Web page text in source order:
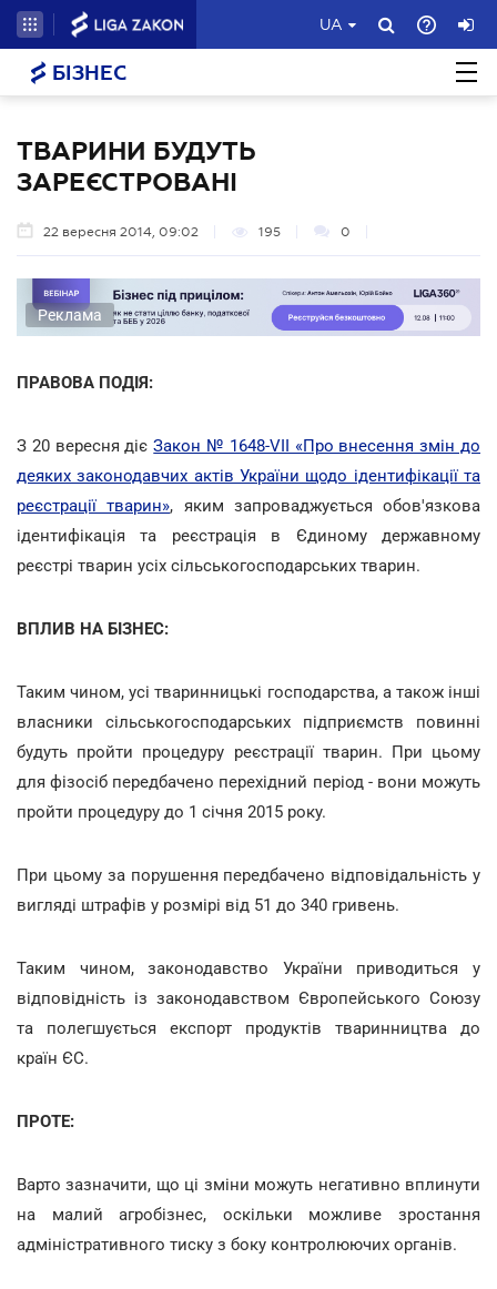
UA
БІЗНЕС
ТВАРИНИ БУДУТЬ
ЗАРЕЄСТРОВАНІ
22 вересня 2014, 09:02 195 0
Реклама
ПРАВОВА ПОДІЯ:
З 20 вересня дієЗакон № 1648-VII «Про внесення змін до
деяких законодавчих актів України щодо ідентифікації та
реєстрації тварин», яким запроваджується обов'язкова
ідентифікація та реєстрація в Єдиному державному
реєстрі тварин усіх сільськогосподарських тварин.
ВПЛИВ НА БІЗНЕС:
Таким чином, усі тваринницькі господарства, а також інші
власники сільськогосподарських підприємств повинні
будуть пройти процедуру реєстрації тварин. При цьому
для фізосіб передбачено перехідний період - вони можуть
пройти процедуру до 1 січня 2015 року.
При цьому за порушення передбачено відповідальність у
вигляді штрафів у розмірі від 51 до 340 гривень.
Таким чином, законодавство України приводиться у
відповідність із законодавством Європейського Союзу
та полегшується експорт продуктів тваринництва до
країн ЄС.
ПРОТЕ:
Варто зазначити, що ці зміни можуть негативно вплинути
на малий агробізнес, оскільки можливе зростання
адміністративного тиску з боку контролюючих органів.